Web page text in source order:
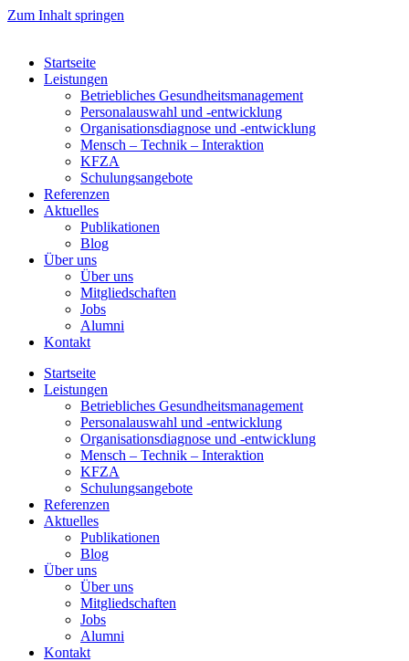
Zum Inhalt springen
Startseite
Leistungen
Betriebliches Gesundheitsmanagement
Personalauswahl und -entwicklung
Organisationsdiagnose und -entwicklung
Mensch – Technik – Interaktion
KFZA
Schulungsangebote
Referenzen
Aktuelles
Publikationen
Blog
Über uns
Über uns
Mitgliedschaften
Jobs
Alumni
Kontakt
Startseite
Leistungen
Betriebliches Gesundheitsmanagement
Personalauswahl und -entwicklung
Organisationsdiagnose und -entwicklung
Mensch – Technik – Interaktion
KFZA
Schulungsangebote
Referenzen
Aktuelles
Publikationen
Blog
Über uns
Über uns
Mitgliedschaften
Jobs
Alumni
Kontakt